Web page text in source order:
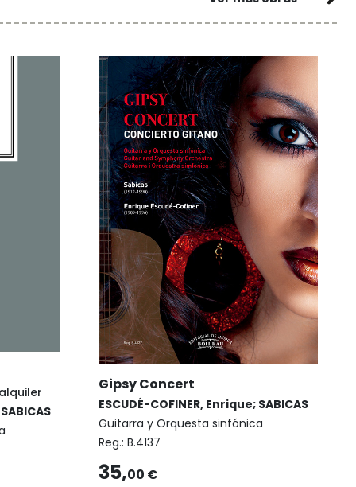
Gipsy Concert
ESCUDÉ-COFINER, Enrique; SABICAS
Guitarra y Orquesta sinfónica
Reg.: B.4137
35,00 €